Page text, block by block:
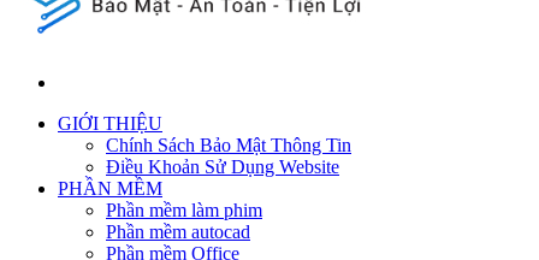
GIỚI THIỆU
Chính Sách Bảo Mật Thông Tin
Điều Khoản Sử Dụng Website
PHẦN MỀM
Phần mềm làm phim
Phần mềm autocad
Phần mềm Office